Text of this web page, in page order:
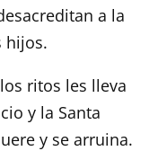
a la
hijos.
ritos les lleva
y la Santa
y se arruina.